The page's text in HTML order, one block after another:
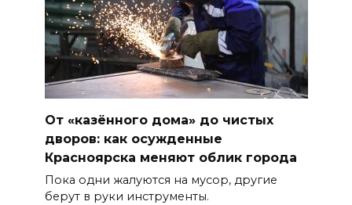
От «казённого дома» до чистых
дворов: как осужденные
Красноярска меняют облик города
Пока одни жалуются на мусор, другие
берут в руки инструменты.